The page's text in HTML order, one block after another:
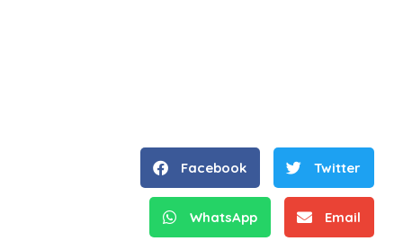
Facebook Twitter
WhatsApp Email